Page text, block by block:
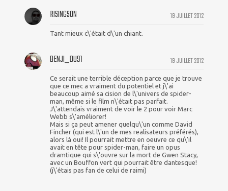
19 JUILLET 2012
RISINGSON
Tant mieux c\'était d\'un chiant.
19 JUILLET 2012
BENJI_DU91
Ce serait une terrible déception parce que je trouve
que ce mec a vraiment du potentiel et j\'ai
beaucoup aimé sa cision de l\'univers de spider-
man, même si le film n\'était pas parfait.
J\'attendais vraiment de voir le 2 pour voir Marc
Webb s\'améliorer!
Mais si ça peut amener quelqu\'un comme David
Fincher (qui est l\'un de mes realisateurs préférés),
alors là oui! Il pourrait mettre en oeuvre ce qu\'il
avait en tête pour spider-man, faire un opus
dramtique qui s\'ouvre sur la mort de Gwen Stacy,
avec un Bouffon vert qui pourrait être dantesque!
(j\'étais pas fan de celui de raimi)